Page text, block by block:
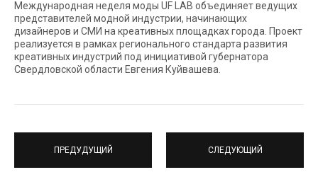
Международная неделя моды UF LAB объединяет ведущих
представителей модной индустрии, начинающих
дизайнеров и СМИ на креативных площадках города. Проект
реализуется в рамках регионального стандарта развития
креативных индустрий под инициативой губернатора
Свердловской области Евгения Куйвашева.
ПРЕДУДУЩИЙ СЛЕДУЮЩИЙ